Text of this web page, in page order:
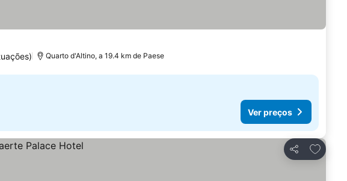
Quarto d'Altino, a 19.4 km de Paese
Ver preços
Partilhar